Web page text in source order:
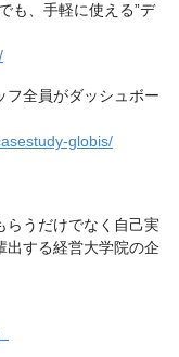
も、手軽に使える”デ
全員がダッシュボー
globis/
らうだけでなく自己実
出する経営大学院の企